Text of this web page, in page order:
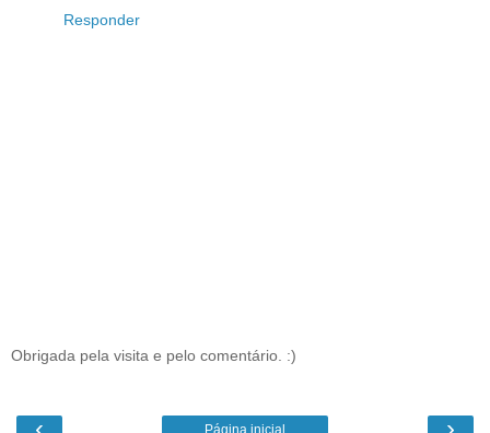
Responder
Obrigada pela visita e pelo comentário. :)
Página inicial